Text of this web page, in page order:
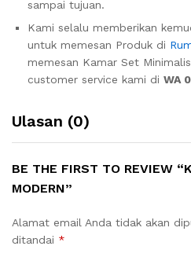
sampai tujuan.
Kami selalu memberikan
untuk memesan Produk di
memesan Kamar Set
customer service kami di WA
Ulasan (0)
BE THE FIRST TO REVIEW
MODERN”
Alamat email Anda tidak akan
ditandai *